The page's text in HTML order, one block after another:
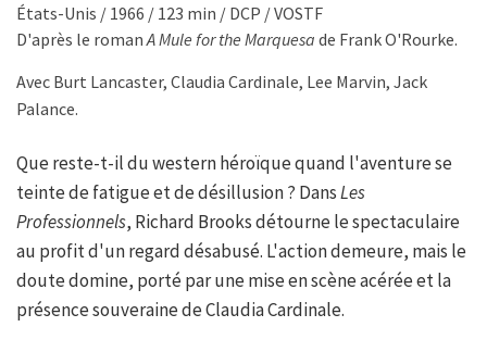
États-Unis / 1966 / 123 min / DCP / VOSTF
D'après le romanA Mule for the Marquesa de Frank O'Rourke.
Avec Burt Lancaster, Claudia Cardinale, Lee Marvin, Jack
Palance.
Que reste-t-il du western héroïque quand l'aventure se
teinte de fatigue et de désillusion ? DansLes
Professionnels, Richard Brooks détourne le spectaculaire
au profit d'un regard désabusé. L'action demeure, mais le
doute domine, porté par une mise en scène acérée et la
présence souveraine de Claudia Cardinale.